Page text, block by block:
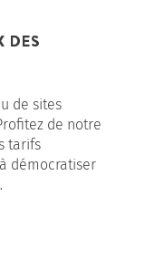
DES
de sites
de notre
tarifs
démocratiser